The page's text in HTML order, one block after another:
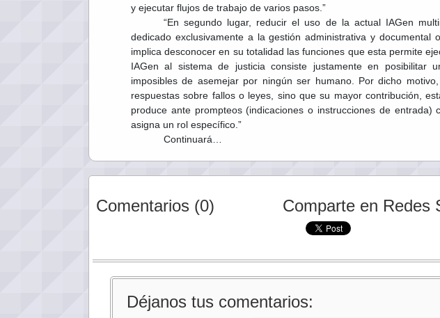
y ejecutar flujos de trabajo de varios pasos.”
“En segundo lugar, reducir el uso de la actual IAGen
dedicado exclusivamente a la gestión administrativa y documental
implica desconocer en su totalidad las funciones que esta permite
IAGen al sistema de justicia consiste justamente en posibilitar
imposibles de asemejar por ningún ser humano. Por dicho
respuestas sobre fallos o leyes, sino que su mayor contribución,
produce ante prompteos (indicaciones o instrucciones de
asigna un rol específico.”
Continuará…
Comentarios (0) Comparte en Redes
Déjanos tus comentarios: